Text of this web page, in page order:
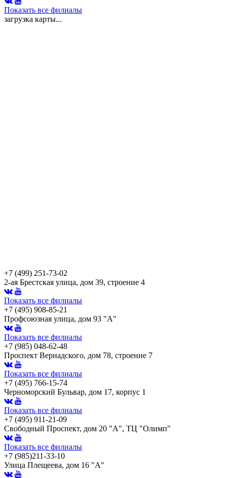
Показать все филиалы
загрузка карты...
+7 (499) 251-73-02
2-ая Брестская улица, дом 39, строение 4
Показать все филиалы
+7 (495) 908-85-21
Профсоюзная улица, дом 93 "А"
Показать все филиалы
+7 (985) 048-62-48
Проспект Вернадского, дом 78, строение 7
Показать все филиалы
+7 (495) 766-15-74
Черноморский Бульвар, дом 17, корпус 1
Показать все филиалы
+7 (495) 911-21-09
Свободный Проспект, дом 20 "А", ТЦ "Олимп"
Показать все филиалы
+7 (985)211-33-10
Улица Плещеева, дом 16 "А"